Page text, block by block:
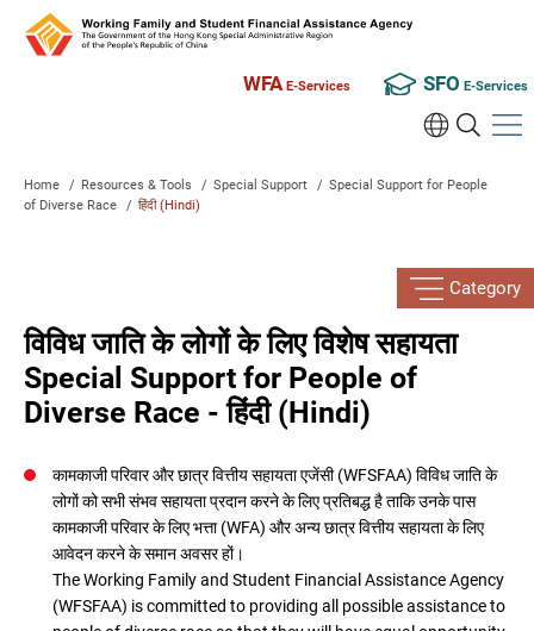
WFA E-Services SFO E-Services
Home / Resources & Tools / Special Support / Special Support for People
of Diverse Race
/ हिंदी (Hindi)
Category
विविध जाति के लोगों के लिए विशेष सहायता
Special Support for People of
Diverse Race - हिंदी (Hindi)
कामकाजी परिवार और छात्र वित्तीय सहायता एजेंसी (WFSFAA) विविध जाति के
लोगों को सभी संभव सहायता प्रदान करने के लिए प्रतिबद्ध है ताकि उनके पास
कामकाजी परिवार के लिए भत्ता (WFA) और अन्य छात्र वित्तीय सहायता के लिए
आवेदन करने के समान अवसर हों।
The Working Family and Student Financial Assistance Agency
(WFSFAA) is committed to providing all possible assistance to